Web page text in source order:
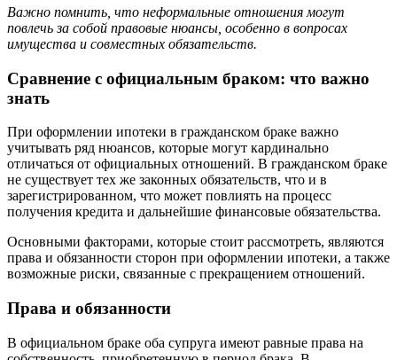
Важно помнить, что неформальные отношения могут
повлечь за собой правовые нюансы, особенно в вопросах
имущества и совместных обязательств.
Сравнение с официальным браком: что важно
знать
При оформлении ипотеки в гражданском браке важно
учитывать ряд нюансов, которые могут кардинально
отличаться от официальных отношений. В гражданском браке
не существует тех же законных обязательств, что и в
зарегистрированном, что может повлиять на процесс
получения кредита и дальнейшие финансовые обязательства.
Основными факторами, которые стоит рассмотреть, являются
права и обязанности сторон при оформлении ипотеки, а также
возможные риски, связанные с прекращением отношений.
Права и обязанности
В официальном браке оба супруга имеют равные права на